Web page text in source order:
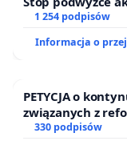
1 254 podpisów
Informacja o
PETYCJA o
związanych z
330 podpisów